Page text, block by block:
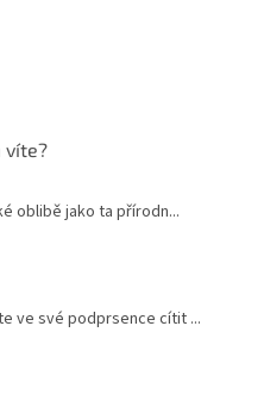
víte?
oblibě jako ta přírodn...
ve své podprsence cítit ...